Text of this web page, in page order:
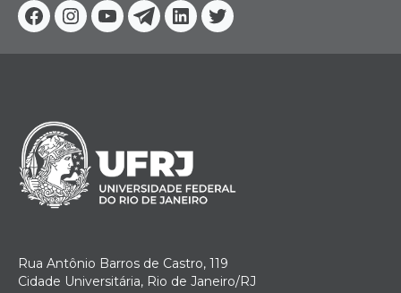
Facebook
Instagram
YoutubeTelegram
Linkedin
Twitter
Rua Antônio Barros de Castro, 119
Cidade Universitária, Rio de Janeiro/RJ